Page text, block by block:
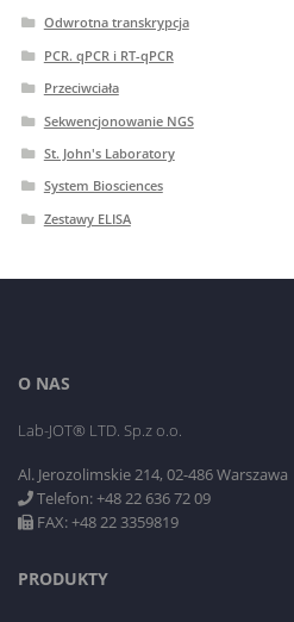
Odwrotna transkrypcja
PCR. qPCR i RT-qPCR
Przeciwciała
Sekwencjonowanie NGS
St. John's Laboratory
System Biosciences
Zestawy ELISA
O NAS
Lab-JOT® LTD. Sp.z o.o.
Al. Jerozolimskie 214, 02-486 Warszawa
Telefon: +48 22 636 72 09
FAX: +48 22 3359819
PRODUKTY